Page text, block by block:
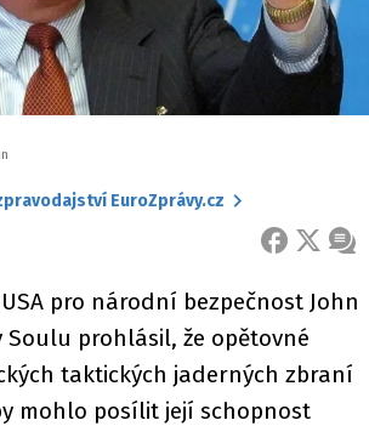
EuroZprávy.cz
FACEBOOK
X
pro národní bezpečnost John
prohlásil, že opětovné
taktických jaderných zbraní
mohlo posílit její schopnost